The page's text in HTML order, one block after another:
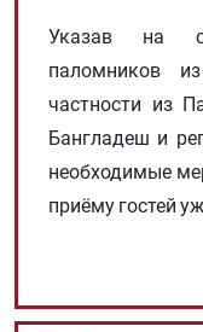
Указав на
паломников
частности из
Бангладеш и
необходимые
приёму гостей